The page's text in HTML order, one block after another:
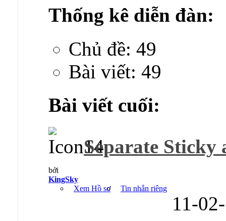
Thống kê diễn đàn:
Chủ đề: 49
Bài viết: 49
Bài viết cuối:
Separate Sticky
bởi
KingSky
Xem Hồ sơ
Tin nhắn riêng
11-